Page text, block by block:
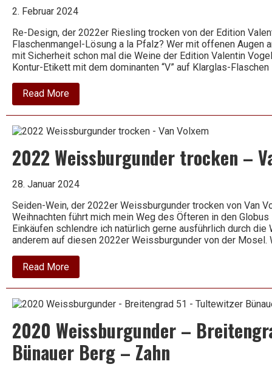
Gut
Meißen
Tim
Strasser
2. Februar 2024
Re-Design, der 2022er Riesling trocken von der Edition
Flaschenmangel-Lösung a la Pfalz? Wer mit offenen Augen
mit Sicherheit schon mal die Weine der Edition Valentin
Kontur-Etikett mit dem dominanten “V” auf Klarglas-
Read Moreabout
2022
Riesling
–
Valentin
Vogel
2022 Weissburgunder trocken –
28. Januar 2024
Seiden-Wein, der 2022er Weissburgunder trocken von Van
Weihnachten führt mich mein Weg des Öfteren in den
Einkäufen schlendre ich natürlich gerne ausführlich durch
anderem auf diesen 2022er Weissburgunder von der
Read Moreabout
2022
Weissburgunder
–
Volxem
2020 Weissburgunder –
Bünauer Berg – Zahn